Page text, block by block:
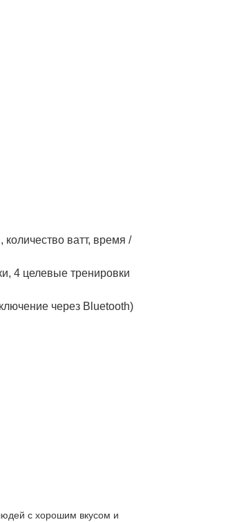
ватт, время /
4 целевые тренировки
через Bluetooth)
с хорошим вкусом и